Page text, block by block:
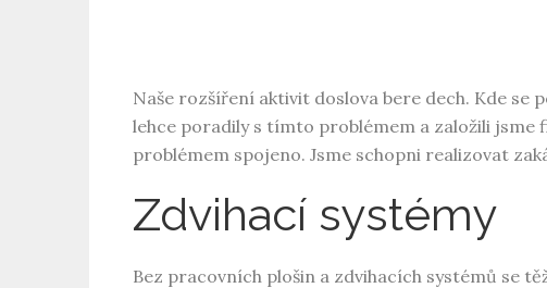
Naše rozšíření aktivit doslova bere dech. Kde se
lehce poradily s tímto problémem a založili jsme
problémem spojeno. Jsme schopni realizovat
Zdvihací systémy
Bez pracovních plošin a zdvihacích systémů se